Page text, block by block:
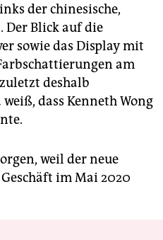
der chinesische,
Der Blick auf die
sowie das Display mit
am
deshalb
dass Kenneth Wong
weil der neue
im Mai 2020